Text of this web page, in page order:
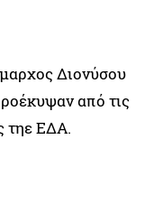
Διονύσου
από τις
τηε ΕΔΑ.